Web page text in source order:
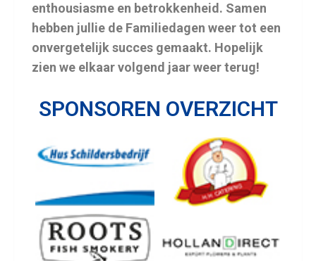
enthousiasme en betrokkenheid. Samen
hebben jullie de Familiedagen weer tot een
onvergetelijk succes gemaakt. Hopelijk
zien we elkaar volgend jaar weer terug!
SPONSOREN OVERZICHT